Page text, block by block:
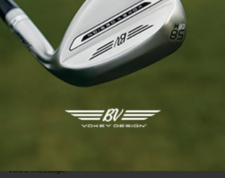
dans ce profil ? Rejoignez l’équipe Golf Land ! Poste à
pourvoir immédiatement, envoyez votre CV + lettre de
motivation à l’adresse serviceclients@golf-land.fr
Intéressé par cette annonce ?
Renseignez vos coordonnées pour contacter
Votre message *